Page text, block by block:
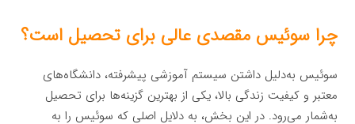
چرا سوئیس مقصدی عالی برای تحصیل است؟
سوئیس به‌دلیل داشتن سیستم آموزشی پیشرفته، دانشگاه‌های
معتبر و کیفیت زندگی بالا، یکی از بهترین گزینه‌ها برای تحصیل
به‌شمار می‌رود. در این بخش، به دلایل اصلی که سوئیس را به